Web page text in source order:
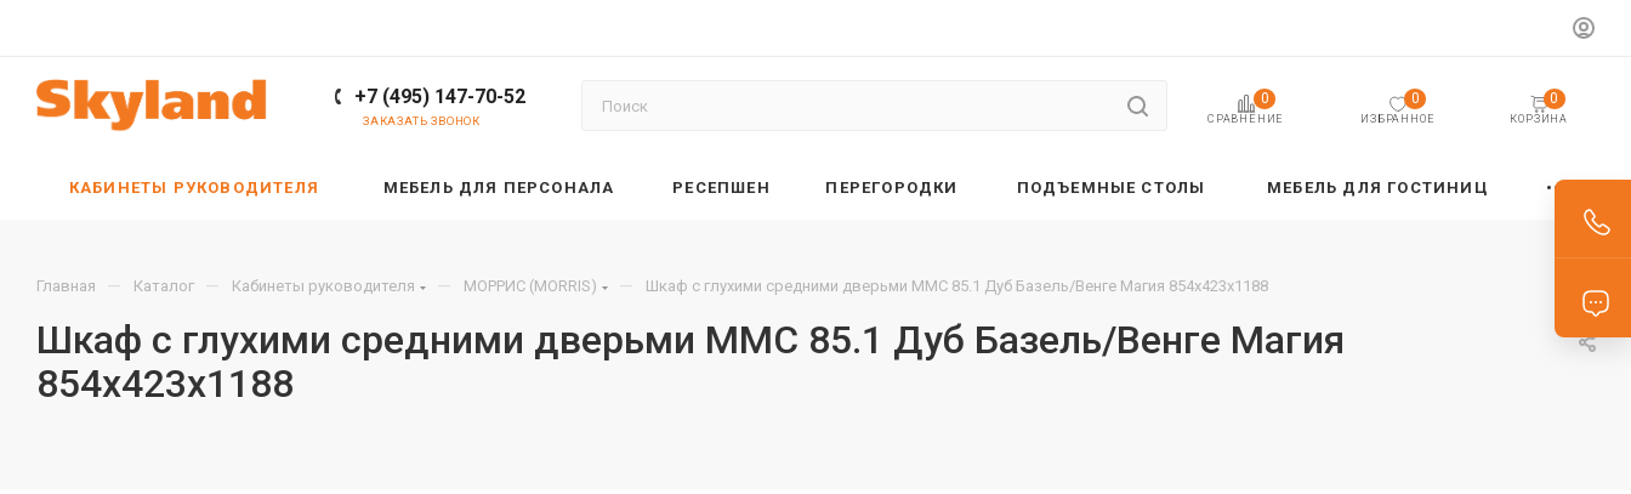
+7 (495) 147-70-52
ЗАКАЗАТЬ ЗВОНОК СРАВНЕНИЕ
0
ИЗБРАННОЕ
0
КОРЗИНА
0
КАБИНЕТЫ РУКОВОДИТЕЛЯ МЕБЕЛЬ ДЛЯ ПЕРСОНАЛА РЕСЕПШЕН ПЕРЕГОРОДКИ ПОДЪЕМНЫЕ СТОЛЫ МЕБЕЛЬ ДЛЯ ГОСТИНИЦ
Главная — Каталог — Кабинеты руководителя — МОРРИС (MORRIS) — Шкаф с глухими средними дверьми MMC 85.1 Дуб Базель/Венге Магия 854х423х1188
Шкаф с глухими средними дверьми MMC 85.1 Дуб Базель/Венге Магия
854х423х1188